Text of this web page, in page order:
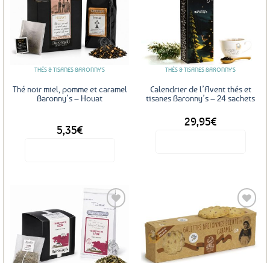
Ajouter
aux
favoris
THÉS & TISANES BARONNY'S
Thé noir miel, pomme et caramel
Baronny’s – Houat
5,35€
variations.
options
peuvent
favoris
THÉS & TISANES BARONNY'S
Calendrier de l’Avent thés et
tisanes Baronny’s – 24 sachets
29,95€
Ajouter
aux
favoris
Ajouter
aux
favoris